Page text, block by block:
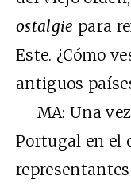
ostalgie para
Este. ¿Cómo
antiguos
MA: Una
Portugal en el